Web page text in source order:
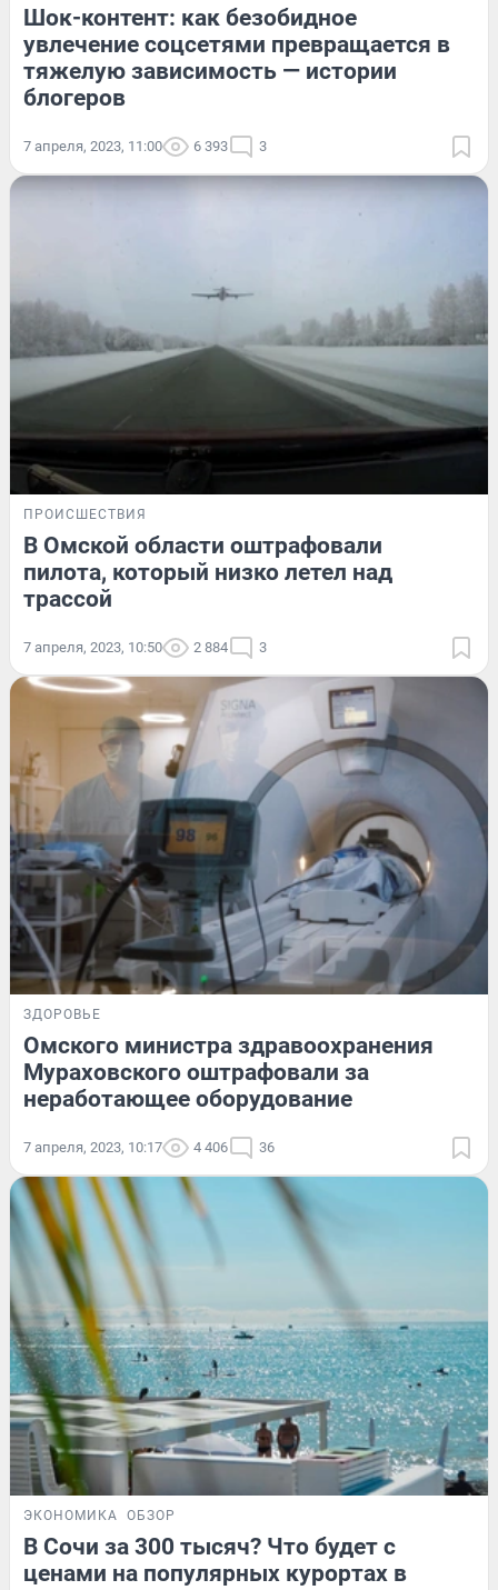
Шок-контент: как безобидное
увлечение соцсетями превращается в
тяжелую зависимость — истории
блогеров
7 апреля, 2023, 11:00 6 393 3
ПРОИСШЕСТВИЯ
В Омской области оштрафовали
пилота, который низко летел над
трассой
7 апреля, 2023, 10:50 2 884 3
ЗДОРОВЬЕ
Омского министра здравоохранения
Мураховского оштрафовали за
неработающее оборудование
7 апреля, 2023, 10:17 4 406 36
ЭКОНОМИКА ОБЗОР
В Сочи за 300 тысяч? Что будет с
ценами на популярных курортах в